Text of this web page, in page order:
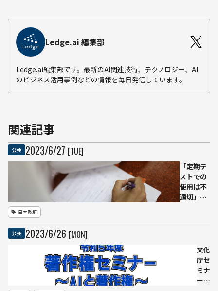
Ledge.ai 編集部
Ledge.ai編集部です。最新のAI関連技術、テクノロジー、AI
のビジネス活用事例などの情報を毎日発信しています。
関連記事
公共 2023/6/27 [TUE]
「定期テ
ストでの
使用は不
適切」
針案、7
月公表
日本政府
公共 2023/6/26 [MON]
文化
庁セ
ミナ
ー